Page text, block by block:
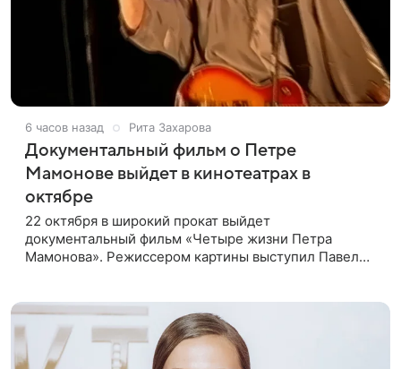
6 часов назад Рита Захарова
Документальный фильм о Петре
Мамонове выйдет в кинотеатрах в
октябре
22 октября в широкий прокат выйдет
документальный фильм «Четыре жизни Петра
Мамонова». Режиссером картины выступил Павел